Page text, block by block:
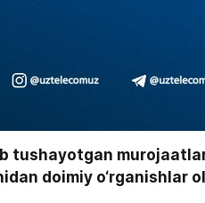
tushayotgan murojaatlar
doimiy o‘rganishlar